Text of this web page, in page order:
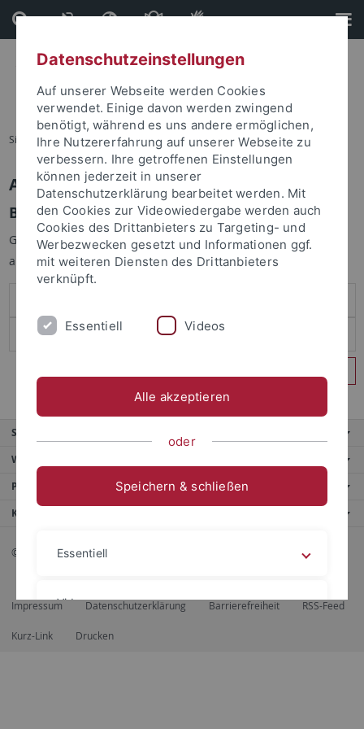
Direkt
zum
Inhalt
Direkt
zur
Fußleiste
Sie sind hier: Startseite
Anmelden
Benutzeranmeldung
Geben Sie Ihren Benutzernamen und Ihr Passwort an um sich
anzumelden:
Service
Weitere Angebote
Portale
Kontaktinfo
© 2026 Eberhard Karls Universität Tübingen, Tübingen
Impressum Datenschutzerklärung Barrierefreiheit RSS-Feed
Kurz-Link Drucken
Datenschutzeinstellungen
Auf unserer Webseite werden Cookies
verwendet. Einige davon werden zwingend
benötigt, während es uns andere ermöglichen,
Ihre Nutzererfahrung auf unserer Webseite zu
verbessern. Ihre getroffenen Einstellungen
können jederzeit in unserer
Datenschutzerklärung bearbeitet werden. Mit
den Cookies zur Videowiedergabe werden auch
Cookies des Drittanbieters zu Targeting- und
Werbezwecken gesetzt und Informationen ggf.
mit weiteren Diensten des Drittanbieters
verknüpft.
Essentiell Videos
Alle akzeptieren
oder
Speichern & schließen
Essentiell
Videos